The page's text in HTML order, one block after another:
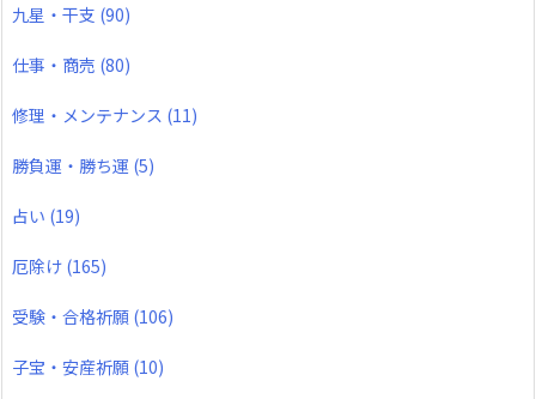
九星・干支 (90)
仕事・商売 (80)
修理・メンテナンス (11)
勝負運・勝ち運 (5)
占い (19)
厄除け (165)
受験・合格祈願 (106)
子宝・安産祈願 (10)